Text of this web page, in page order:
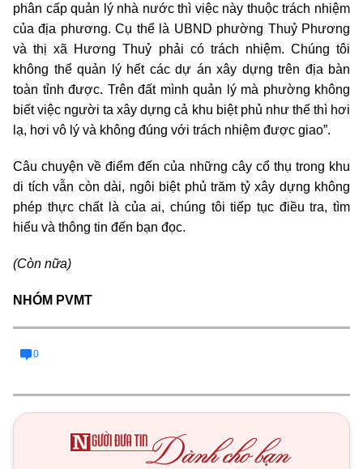
phân cấp quản lý nhà nước thì việc này thuộc trách nhiệm
của địa phương. Cụ thể là UBND phường Thuỷ Phương
và thị xã Hương Thuỷ phải có trách nhiệm. Chúng tôi
không thể quản lý hết các dự án xây dựng trên địa bàn
toàn tỉnh được. Trên đất mình quản lý mà phường không
biết việc người ta xây dựng cả khu biệt phủ như thế thì hơi
lạ, hơi vô lý và không đúng với trách nhiệm được giao”.
Câu chuyện về điểm đến của những cây cổ thụ trong khu
di tích vẫn còn dài, ngôi biệt phủ trăm tỷ xây dựng không
phép thực chất là của ai, chúng tôi tiếp tục điều tra, tìm
hiểu và thông tin đến bạn đọc.
(Còn nữa)
NHÓM PVMT
0